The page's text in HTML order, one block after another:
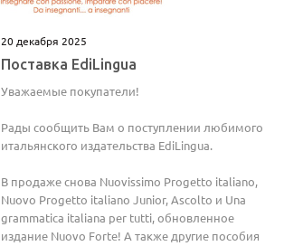
20 декабря 2025
Поставка EdiLingua
Уважаемые покупатели!
Рады сообщить Вам о поступлении любимого
итальянского издательства EdiLingua.
В продаже снова Nuovissimo Progetto italiano,
Nuovo Progetto italiano Junior, Ascolto и Una
grammatica italiana per tutti, обновленное
издание Nuovo Forte! А также другие пособия